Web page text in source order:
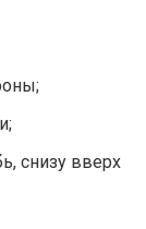
снизу вверх